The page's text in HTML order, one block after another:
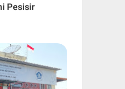
Pesisir